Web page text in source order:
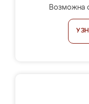
Возможна